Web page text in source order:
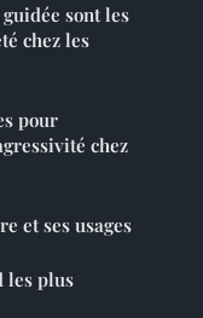
sont les
chez les
pour
chez
et ses usages
les plus